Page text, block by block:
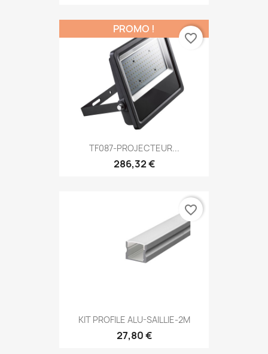
TF087-PROJECTEUR...
286,32 €
PROMO !
favorite_border
KIT PROFILE ALU-SAILLIE-2M
27,80 €
favorite_border